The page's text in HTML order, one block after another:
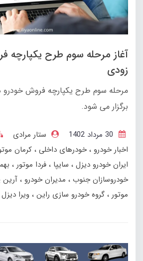
آغاز مرحله سوم طرح یکپارچه
زودی
برگزار می‌ شود.
ستار مرادی
اخبار خودرو
خودرهای داخلی کرمان
ایران خودرو دیزل
سایپا فردا موتور
خودروسازان جنوب
مدیران خودرو آرین
موتور گروه خودرو سازی راین ویرا دیزل